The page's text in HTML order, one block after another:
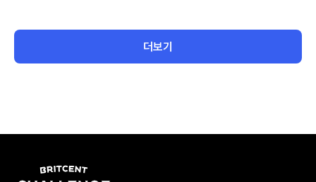
더보기